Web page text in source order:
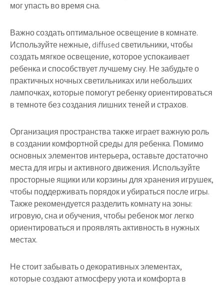
мог упасть во время сна.
Важно создать оптимальное освещение в комнате.
Используйте нежные, diffused светильники, чтобы
создать мягкое освещение, которое успокаивает
ребенка и способствует лучшему сну. Не забудьте о
практичных ночных светильниках или небольших
лампочках, которые помогут ребенку ориентироваться
в темноте без создания лишних теней и страхов.
Организация пространства также играет важную роль
в создании комфортной среды для ребенка. Помимо
основных элементов интерьера, оставьте достаточно
места для игры и активного движения. Используйте
просторные ящики или корзины для хранения игрушек,
чтобы поддерживать порядок и убираться после игры.
Также рекомендуется разделить комнату на зоны:
игровую, сна и обучения, чтобы ребенок мог легко
ориентироваться и проявлять активность в нужных
местах.
Не стоит забывать о декоративных элементах,
которые создают атмосферу уюта и комфорта в